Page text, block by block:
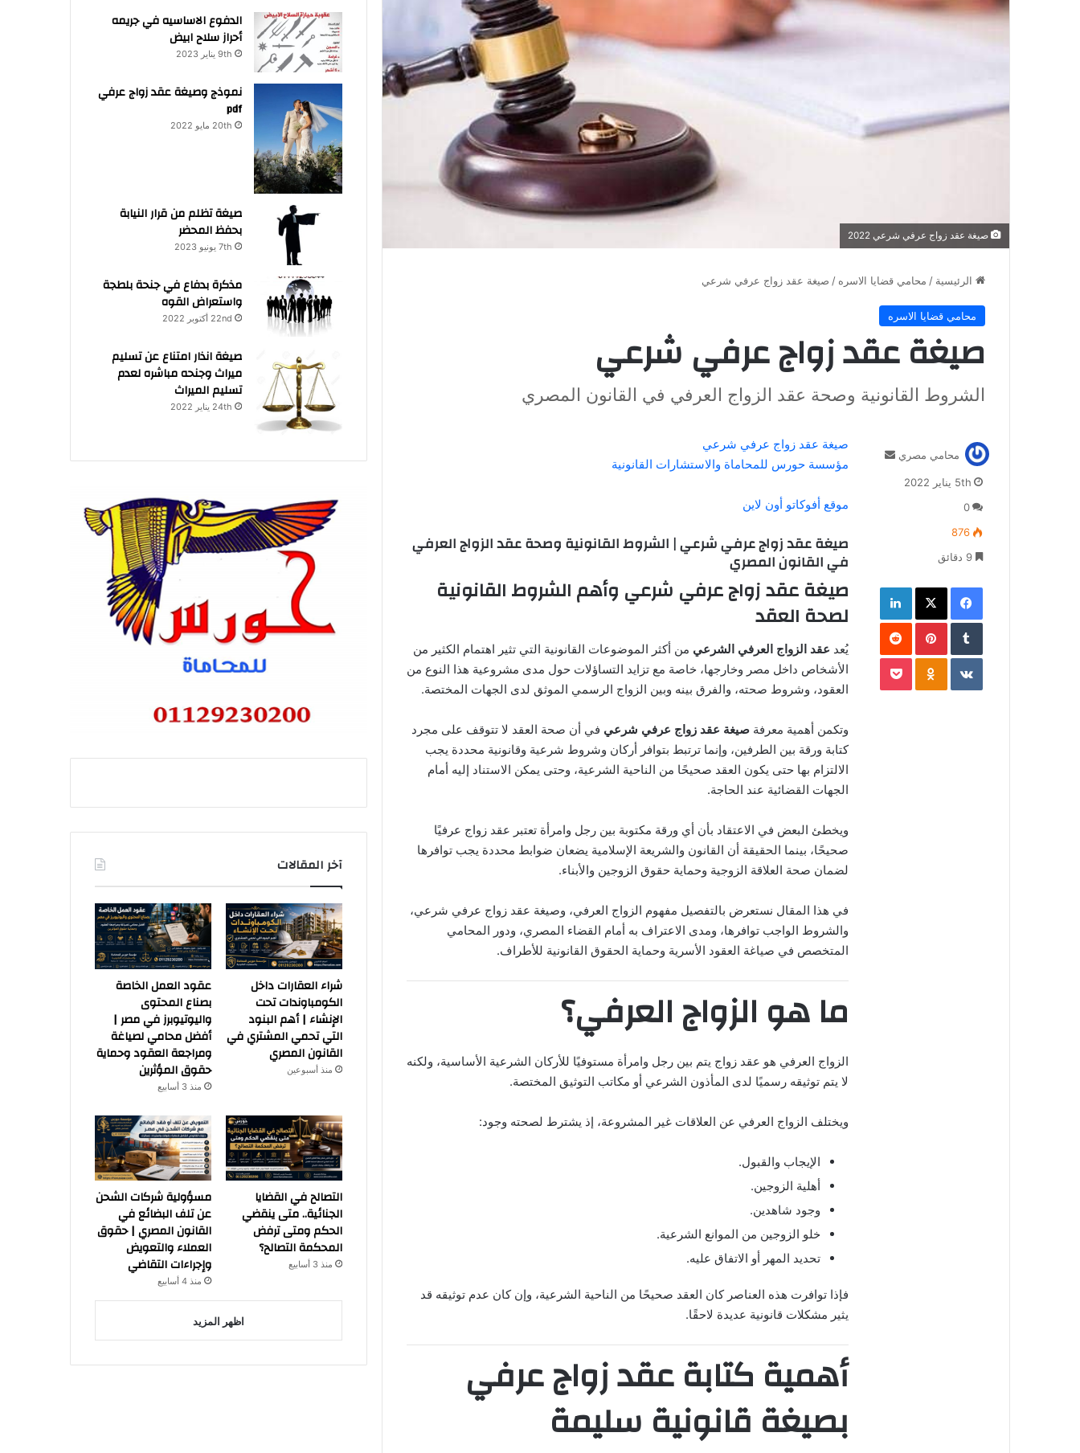
صيغة عقد زواج عرفي شرعي 2022
الرئيسية / محامي قضايا الاسره / صيغة عقد زواج عرفي شرعي
محامي قضايا الاسره
صيغة عقد زواج عرفي شرعي
الشروط القانونية وصحة عقد الزواج العرفي في القانون المصري
صيغة عقد زواج عرفي شرعي
مؤسسة حورس للمحاماة والاستشارات القانونية
موقع أفوكاتو أون لاين
صيغة عقد زواج عرفي شرعي | الشروط القانونية وصحة عقد الزواج العرفي
في القانون المصري
صيغة عقد زواج عرفي شرعي وأهم الشروط القانونية
لصحة العقد
يُعد عقد الزواج العرفي الشرعي من أكثر الموضوعات القانونية التي تثير اهتمام الكثير من
الأشخاص داخل مصر وخارجها، خاصة مع تزايد التساؤلات حول مدى مشروعية هذا النوع من
العقود، وشروط صحته، والفرق بينه وبين الزواج الرسمي الموثق لدى الجهات المختصة.
وتكمن أهمية معرفة صيغة عقد زواج عرفي شرعي في أن صحة العقد لا تتوقف على مجرد
كتابة ورقة بين الطرفين، وإنما ترتبط بتوافر أركان وشروط شرعية وقانونية محددة يجب
الالتزام بها حتى يكون العقد صحيحًا من الناحية الشرعية، وحتى يمكن الاستناد إليه أمام
الجهات القضائية عند الحاجة.
ويخطئ البعض في الاعتقاد بأن أي ورقة مكتوبة بين رجل وامرأة تعتبر عقد زواج عرفيًا
صحيحًا، بينما الحقيقة أن القانون والشريعة الإسلامية يضعان ضوابط محددة يجب توافرها
لضمان صحة العلاقة الزوجية وحماية حقوق الزوجين والأبناء.
في هذا المقال نستعرض بالتفصيل مفهوم الزواج العرفي، وصيغة عقد زواج عرفي شرعي،
والشروط الواجب توافرها، ومدى الاعتراف به أمام القضاء المصري، ودور المحامي
المتخصص في صياغة العقود الأسرية وحماية الحقوق القانونية للأطراف.
ما هو الزواج العرفي؟
الزواج العرفي هو عقد زواج يتم بين رجل وامرأة مستوفيًا للأركان الشرعية الأساسية، ولكنه
لا يتم توثيقه رسميًا لدى المأذون الشرعي أو مكاتب التوثيق المختصة.
ويختلف الزواج العرفي عن العلاقات غير المشروعة، إذ يشترط لصحته وجود:
الإيجاب والقبول.
أهلية الزوجين.
وجود شاهدين.
خلو الزوجين من الموانع الشرعية.
تحديد المهر أو الاتفاق عليه.
فإذا توافرت هذه العناصر كان العقد صحيحًا من الناحية الشرعية، وإن كان عدم توثيقه قد
يثير مشكلات قانونية عديدة لاحقًا.
أهمية كتابة عقد زواج عرفي
بصيغة قانونية سليمة
محامي مصري
أرسل
5th يناير 2022
0
876
فيسبوك‫X لينكدإن
‏Tumblr بينتيريست
‏Reddit
‏VKontakte
Odnoklassniki
‫Pocket
الدفوع الاساسيه في جريمه
أحراز سلاح ابيض
9th يناير 2023
نموذج وصيغة عقد زواج عرفي
pdf
20th مايو 2022
صيغة تظلم من قرار النيابة
بحفظ المحضر
7th يونيو 2023
مذكرة بدفاع في جنحة بلطجة
واستعراض القوه
22nd أكتوبر 2022
صيغة انذار امتناع عن تسليم
ميراث وجنحه مباشره لعدم
تسليم الميراث
24th يناير 2022
آخر المقالات
شراء العقارات داخل
الكومباوندات تحت
الإنشاء | أهم البنود
التي تحمي المشتري في
القانون المصري
منذ أسبوعين
عقود العمل الخاصة
بصناع المحتوى
واليوتيوبرز في مصر |
أفضل محامي لصياغة
ومراجعة العقود وحماية
حقوق المؤثرين
منذ 3 أسابيع
التصالح في القضايا
الجنائية.. متى ينقضي
الحكم ومتى ترفض
المحكمة التصالح؟
منذ 3 أسابيع
مسؤولية شركات الشحن
عن تلف البضائع في
القانون المصري | حقوق
العملاء والتعويض
وإجراءات التقاضي
منذ 4 أسابيع
اظهر المزيد